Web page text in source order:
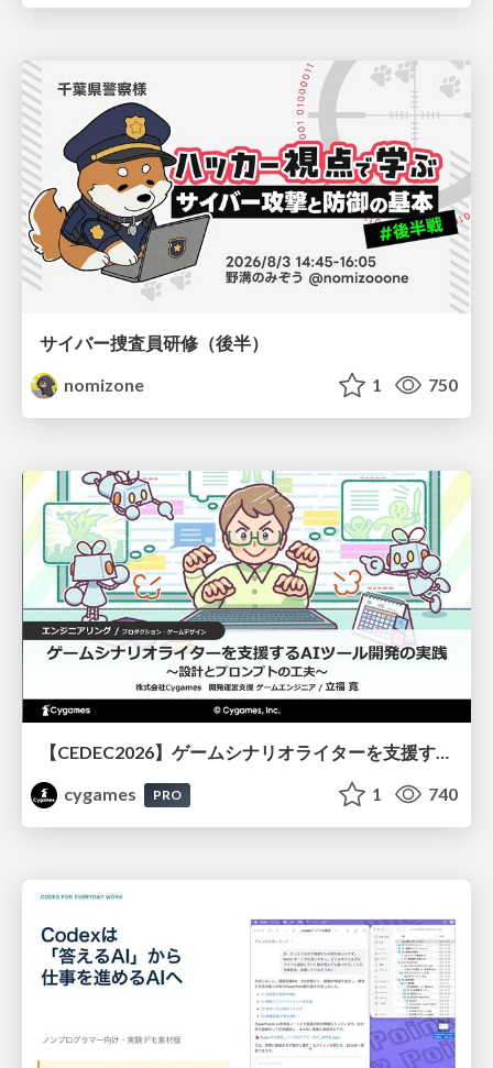
サイバー捜査員研修（後半）
nomizone
1 750
【CEDEC2026】ゲームシナリオライターを支援するAIツール開発の実践 ― 設計とプロンプトの工夫 ―
cygames
PRO 1 740